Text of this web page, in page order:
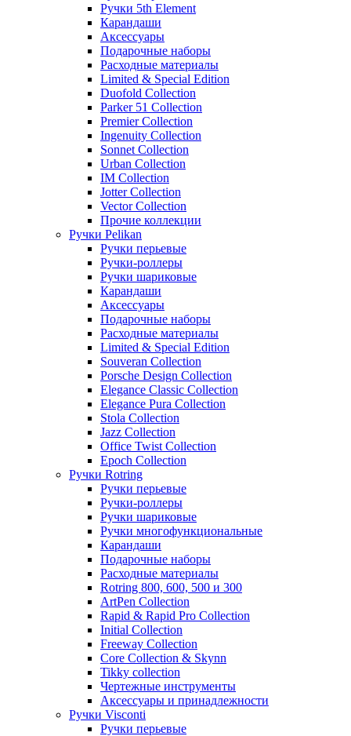
Ручки 5th Element
Карандаши
Аксессуары
Подарочные наборы
Расходные материалы
Limited & Special Edition
Duofold Collection
Parker 51 Collection
Premier Collection
Ingenuity Collection
Sonnet Collection
Urban Collection
IM Collection
Jotter Collection
Vector Collection
Прочие коллекции
Ручки Pelikan
Ручки перьевые
Ручки-роллеры
Ручки шариковые
Карандаши
Аксессуары
Подарочные наборы
Расходные материалы
Limited & Special Edition
Souveran Collection
Porsche Design Collection
Elegance Classic Collection
Elegance Pura Collection
Stola Collection
Jazz Collection
Office Twist Collection
Epoch Collection
Ручки Rotring
Ручки перьевые
Ручки-роллеры
Ручки шариковые
Ручки многофункциональные
Карандаши
Подарочные наборы
Расходные материалы
Rotring 800, 600, 500 и 300
ArtPen Collection
Rapid & Rapid Pro Collection
Initial Collection
Freeway Collection
Core Collection & Skynn
Tikky collection
Чертежные инструменты
Аксессуары и принадлежности
Ручки Visconti
Ручки перьевые